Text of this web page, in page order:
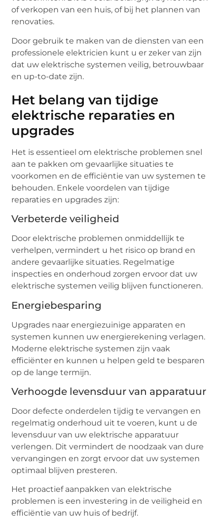
of verkopen van een huis, of bij het plannen van
renovaties.
Door gebruik te maken van de diensten van een
professionele elektricien kunt u er zeker van zijn
dat uw elektrische systemen veilig, betrouwbaar
en up-to-date zijn.
Het belang van tijdige
elektrische reparaties en
upgrades
Het is essentieel om elektrische problemen snel
aan te pakken om gevaarlijke situaties te
voorkomen en de efficiëntie van uw systemen te
behouden. Enkele voordelen van tijdige
reparaties en upgrades zijn:
Verbeterde veiligheid
Door elektrische problemen onmiddellijk te
verhelpen, vermindert u het risico op brand en
andere gevaarlijke situaties. Regelmatige
inspecties en onderhoud zorgen ervoor dat uw
elektrische systemen veilig blijven functioneren.
Energiebesparing
Upgrades naar energiezuinige apparaten en
systemen kunnen uw energierekening verlagen.
Moderne elektrische systemen zijn vaak
efficiënter en kunnen u helpen geld te besparen
op de lange termijn.
Verhoogde levensduur van apparatuur
Door defecte onderdelen tijdig te vervangen en
regelmatig onderhoud uit te voeren, kunt u de
levensduur van uw elektrische apparatuur
verlengen. Dit vermindert de noodzaak van dure
vervangingen en zorgt ervoor dat uw systemen
optimaal blijven presteren.
Het proactief aanpakken van elektrische
problemen is een investering in de veiligheid en
efficiëntie van uw huis of bedrijf.